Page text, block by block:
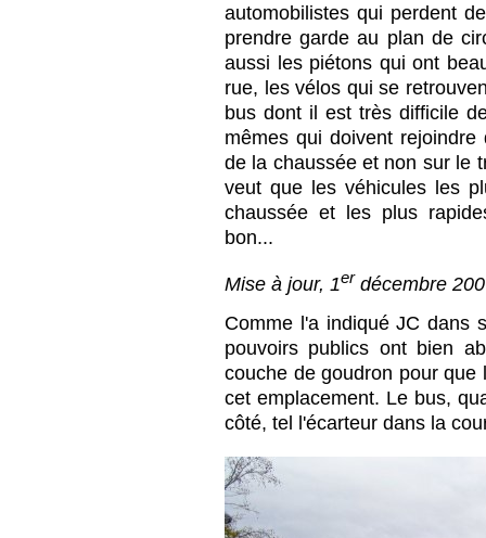
automobilistes qui perdent
prendre garde au plan de
aussi les piétons qui ont
rue, les vélos qui se
bus dont il est très difficile
mêmes qui doivent
de la chaussée et non sur le
veut que les véhicules les
chaussée et les plus
bon...
Mise à jour, 1er décembre
Comme l'a indiqué JC dans
pouvoirs publics ont bien
couche de goudron pour
cet emplacement. Le bus,
côté, tel l'écarteur dans la